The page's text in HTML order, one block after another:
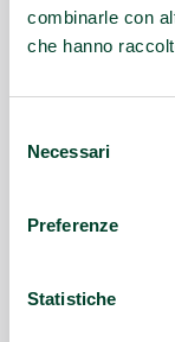
combinarle con
che hanno
delNecessari
Preferenze
Statistiche